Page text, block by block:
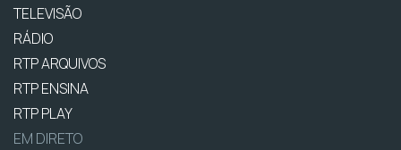
TELEVISÃO
RÁDIO
RTP ARQUIVOS
RTP ENSINA
RTP PLAY
EM DIRETO